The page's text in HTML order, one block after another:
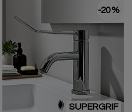
SUPERGRIF
-20 %